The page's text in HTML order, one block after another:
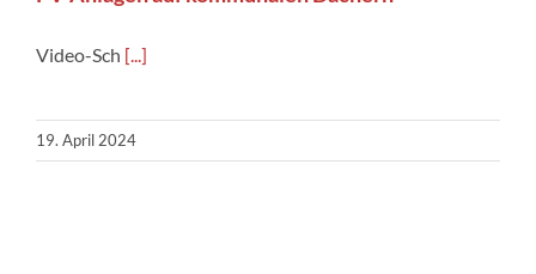
Video-Sch [...]
19. April 2024